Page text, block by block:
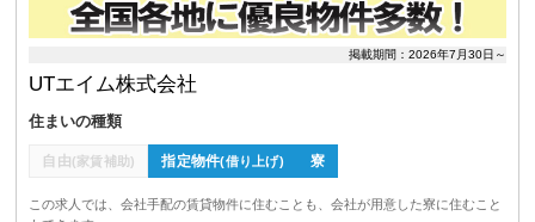
掲載期間：2026年7月30日～
UTエイム株式会社
住まいの種類
自由(家賃補助) 指定物件(借り上げ) 寮
この求人では、会社手配の賃貸物件に住むことも、会社が用意した寮に住むこと